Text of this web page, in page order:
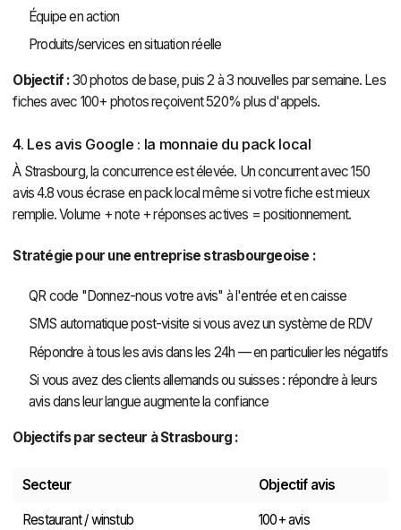
Équipe en action
Produits/services en situation réelle
Objectif :30 photos de base, puis 2 à 3 nouvelles par semaine. Les
fiches avec 100+ photos reçoivent 520% plus d'appels.
4. Les avis Google : la monnaie du pack local
À Strasbourg, la concurrence est élevée. Un concurrent avec 150
avis 4.8 vous écrase en pack local même si votre fiche est mieux
remplie. Volume + note + réponses actives = positionnement.
Stratégie pour une entreprise strasbourgeoise :
QR code "Donnez-nous votre avis" à l'entrée et en caisse
SMS automatique post-visite si vous avez un système de RDV
Répondre à tous les avis dans les 24h — en particulier les négatifs
Si vous avez des clients allemands ou suisses : répondre à leurs
avis dans leur langue augmente la confiance
Objectifs par secteur à Strasbourg :
Secteur Objectif avis
Restaurant / winstub 100+ avis